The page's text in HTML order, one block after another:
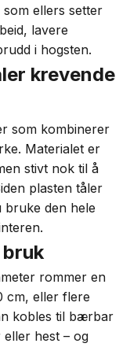
ellers setter
lavere
i hogsten.
krevende
som kombinerer
Materialet er
stivt nok til å
plasten tåler
bruke den hele
rommer en
cm, eller flere
kobles til bærbar
hest – og